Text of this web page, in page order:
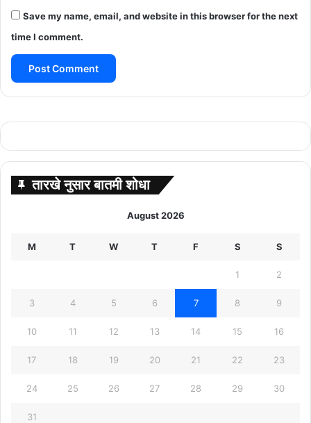
Save my name, email, and website in this browser for the next
time I comment.
तारखे नुसार बातमी शोधा
August 2026
M T W T F S S
1 2
3 4 5 6 7 8 9
10 11 12 13 14 15 16
17 18 19 20 21 22 23
24 25 26 27 28 29 30
31